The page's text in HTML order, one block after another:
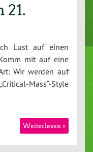
21.
Lust auf einen
mit auf eine
Wir werden auf
Mass“-Style
Weiterlesen »